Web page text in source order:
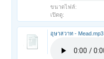
ขนาดไฟล์:
เปิดดู:
อุษาสวาท - Mead.mp3